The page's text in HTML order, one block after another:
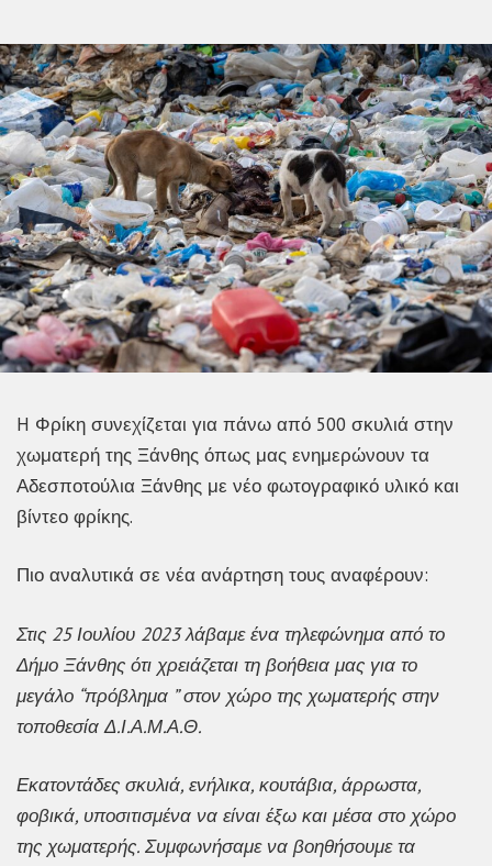
H Φρίκη συνεχίζεται για πάνω από 500 σκυλιά στην
χωματερή της Ξάνθης όπως μας ενημερώνουν τα
Αδεσποτούλια Ξάνθης με νέο φωτογραφικό υλικό και
βίντεο φρίκης.
Πιο αναλυτικά σε νέα ανάρτηση τους αναφέρουν:
Στις 25 Ιουλίου 2023 λάβαμε ένα τηλεφώνημα από το
Δήμο Ξάνθης ότι χρειάζεται τη βοήθεια μας για το
μεγάλο “πρόβλημα ” στον χώρο της χωματερής στην
τοποθεσία Δ.Ι.Α.Μ.Α.Θ.
Εκατοντάδες σκυλιά, ενήλικα, κουτάβια, άρρωστα,
φοβικά, υποσιτισμένα να είναι έξω και μέσα στο χώρο
της χωματερής. Συμφωνήσαμε να βοηθήσουμε τα